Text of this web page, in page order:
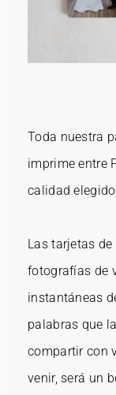
Toda nuestra
imprime entre
calidad
Las tarjetas
fotografías de
instantáneas
palabras que
compartir con
venir, será un